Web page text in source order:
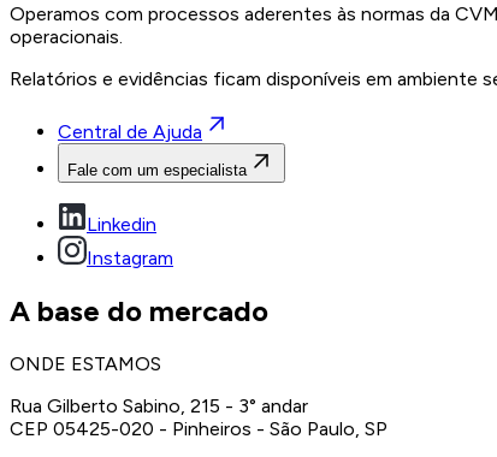
Operamos com processos aderentes às normas da
operacionais.
Relatórios e evidências ficam disponíveis em ambiente
Central de Ajuda
Fale com um especialista
Linkedin
Instagram
A base do mercado
ONDE ESTAMOS
Rua Gilberto Sabino, 215 - 3° andar
CEP 05425-020 - Pinheiros - São Paulo, SP